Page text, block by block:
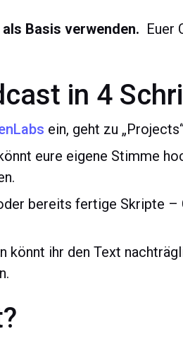
Basis verwenden. Euer
in 4
ein, geht zu
eure eigene Stimme
bereits fertige Skripte –
könnt ihr den Text